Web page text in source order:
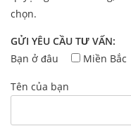
chọn.
GỬI YÊU CẦU TƯ VẤN:
Bạn ở đâu
Miền Bắc
Tên của bạn